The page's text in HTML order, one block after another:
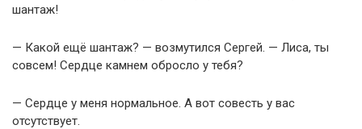
шантаж!
— Какой ещё шантаж? — возмутился Сергей. — Лиса, ты
совсем! Сердце камнем обросло у тебя?
— Сердце у меня нормальное. А вот совесть у вас
отсутствует.